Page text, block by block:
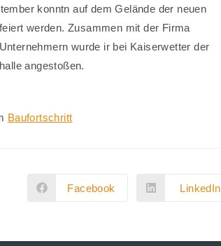
konntn auf dem Gelände der neuen
werden. Zusammen mit der Firma
wurde ir bei Kaiserwetter der
angestoßen.
Baufortschritt
Öffnet
Facebook
Öffnet
LinkedIn